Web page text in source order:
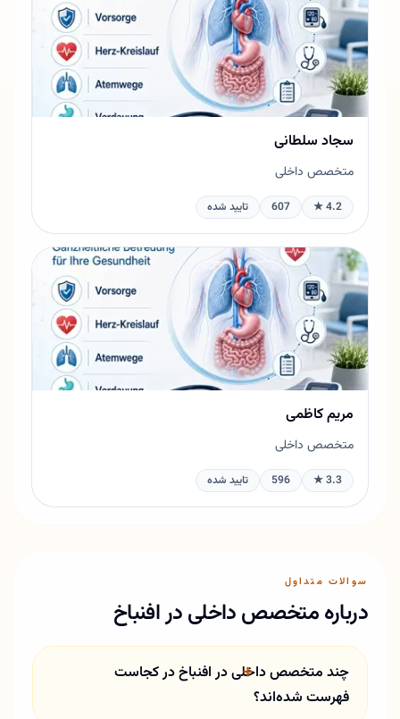
سجاد سلطانی
متخصص داخلی
4.2 ★
607 تایید شده
مریم کاظمی
متخصص داخلی
3.3 ★
596 تایید شده
سوالات متداول
درباره متخصص داخلی در افنباخ
چند متخصص داخلی در افنباخ در کجاست
فهرست شده‌اند؟